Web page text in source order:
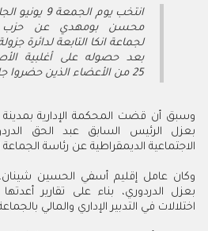
انتخب يوم الجمعة 9 يونيو الجاري
محسن بومهدي عن حزب
لجماعة انكا التابعة لدائرة
25 من الأعضاء الذين حضروا جلسة الانتخاب.
وسبق أن قضت المحكمة الإدارية
بعزل الرئيس السابق عبد الحق
الاجتماعية الديمقراطية عن رئاسة الجماعة
وكان عامل إقليم أسفي الحسين
بعزل الدردوري، بناء على تقارير
اختلالات في التدبير الإداري والمالي